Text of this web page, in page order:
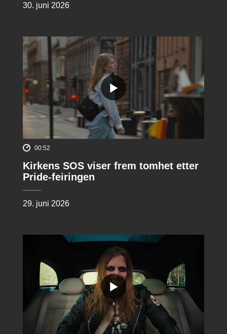
30. juni 2026
00:52
Kirkens SOS viser frem tomhet etter
Pride-feiringen
29. juni 2026